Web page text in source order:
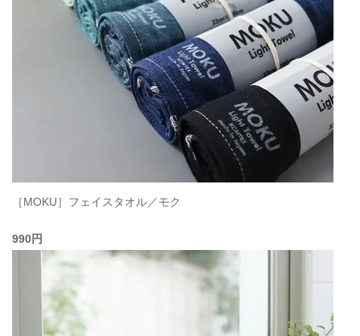
［MOKU］フェイスタオル／モク
990円